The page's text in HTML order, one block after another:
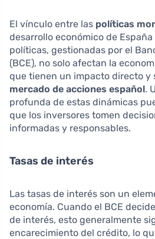
El vínculo entre las políticas
desarrollo económico de
políticas, gestionadas por el
(BCE), no solo afectan la
que tienen un impacto directo y
mercado de acciones español.
profunda de estas dinámicas
que los inversores tomen
informadas y responsables.
Tasas de interés
Las tasas de interés son un
economía. Cuando el BCE
de interés, esto generalmente
encarecimiento del crédito, lo